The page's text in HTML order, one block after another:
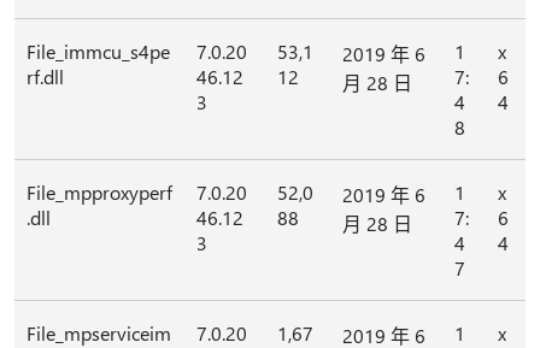
File_immcu_s4pe
rf.dll
7.0.20
46.12
3
53,1
12
2019 年 6
月 28 日
1
7:
4
8
x
6
4
File_mpproxyperf
.dll
7.0.20
46.12
3
52,0
88
2019 年 6
月 28 日
1
7:
4
7
x
6
4
File_mpserviceim
7.0.20
1,67
2019 年 6
1
x